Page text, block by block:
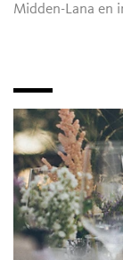
Midden-Lana en